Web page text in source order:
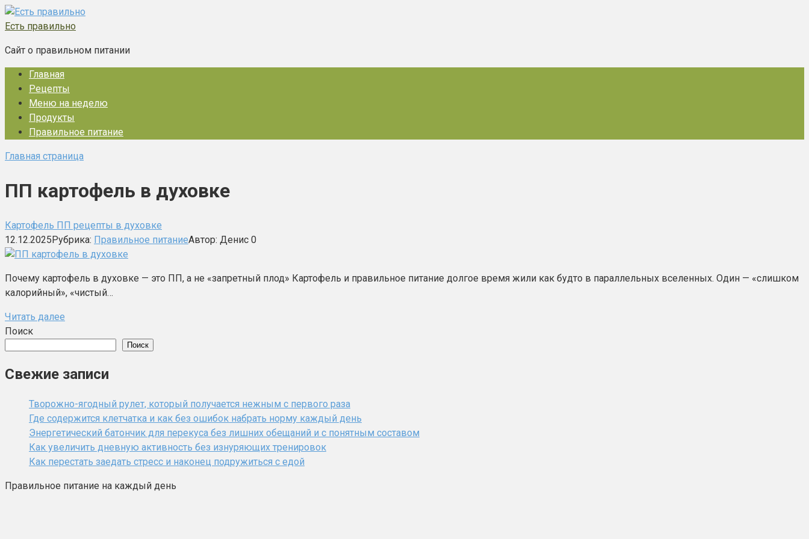
Перейти
к
Есть правильно
Сайт о правильном питании
Главная
Рецепты
Меню на неделю
Продукты
Правильное питание
Главная страница
ПП картофель в духовке
Картофель ПП рецепты в духовке
12.12.2025Рубрика: Правильное питаниеАвтор: Денис 0
Почему картофель в духовке — это ПП, а не «запретный плод» Картофель и правильное питание долгое время жили как будто в параллельных вселенных. Один — «слишком
калорийный», «чистый…
Читать далее
Поиск
Поиск
Свежие записи
Творожно-ягодный рулет, который получается нежным с первого раза
Где содержится клетчатка и как без ошибок набрать норму каждый день
Энергетический батончик для перекуса без лишних обещаний и с понятным составом
Как увеличить дневную активность без изнуряющих тренировок
Как перестать заедать стресс и наконец подружиться с едой
Правильное питание на каждый день